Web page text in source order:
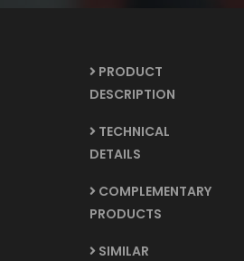
PRODUCT
DESCRIPTION
TECHNICAL
DETAILS
COMPLEMENTARY
PRODUCTS
SIMILAR